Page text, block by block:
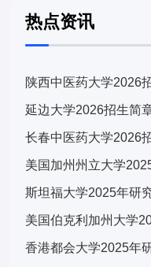
热点资讯
陕西中医药大学2026
延边大学2026招生简
长春中医药大学2026